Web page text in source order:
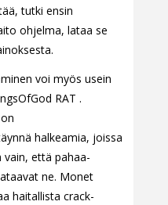
tutki ensin
ohjelma, lataa se
voi myös usein
RAT .
halkeamia, joissa
että pahaa-
ne. Monet
haitallista crack-